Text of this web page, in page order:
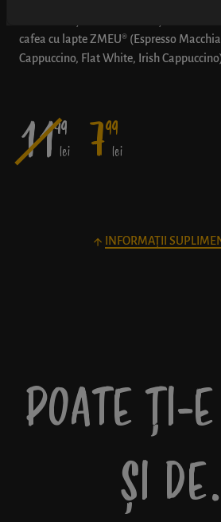
cafea cu lapte ZMEU® (Espresso
Cappuccino, Flat White, Irish
1149
lei 799
lei
INFORMAȚII
POATE ȚI-
ȘI